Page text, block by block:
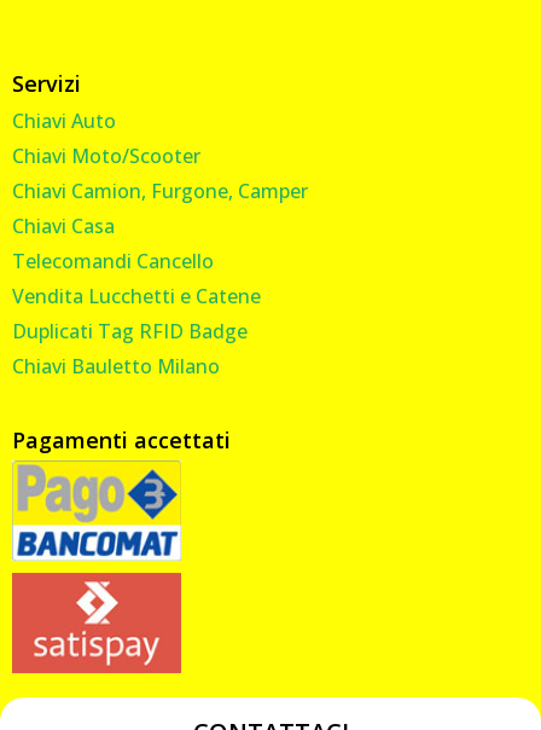
Servizi
Chiavi Auto
Chiavi Moto/Scooter
Chiavi Camion, Furgone, Camper
Chiavi Casa
Telecomandi Cancello
Vendita Lucchetti e Catene
Duplicati Tag RFID Badge
Chiavi Bauletto Milano
Pagamenti accettati